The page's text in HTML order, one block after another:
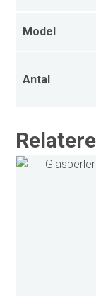
Model
Antal